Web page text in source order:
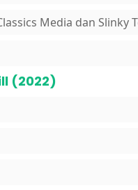
Media dan Slinky
(2022)